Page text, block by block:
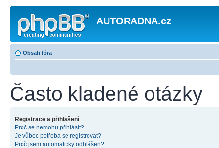
AUTORADNA.cz
Obsah fóra
Často kladené otázky
Registrace a přihlášení
Proč se nemohu přihlásit?
Je vůbec potřeba se registrovat?
Proč jsem automaticky odhlášen?